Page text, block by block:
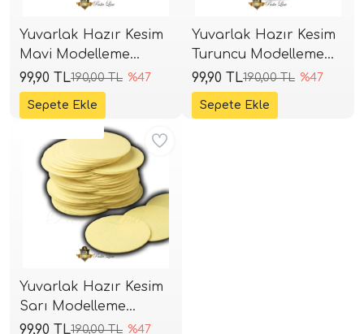
Yuvarlak Hazır Kesim
Mavi Modelleme
Kağıdı 5 cm (75 Adet)
190,00 TL %47
99,90 TL
Yuvarlak Hazır Kesim
Turuncu Modelleme
Kağıdı 5 cm (75 Adet)
190,00 TL %47
99,90 TL
Yuvarlak Hazır Kesim
Sarı Modelleme
Kağıdı 5 cm (75 Adet)
190,00 TL %47
99,90 TL